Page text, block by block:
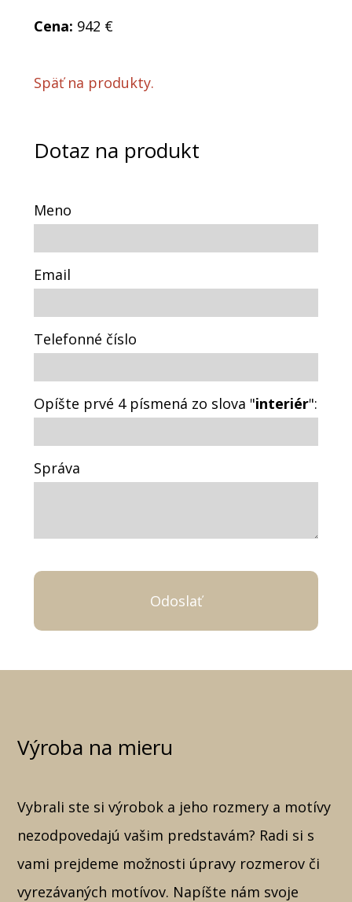
Cena: 942 €
Späť na produkty.
Dotaz na produkt
Meno
Email
Telefonné číslo
Opíšte prvé 4 písmená zo slova "interiér":
Správa
Výroba na mieru
Vybrali ste si výrobok a jeho rozmery a motívy
nezodpovedajú vašim predstavám? Radi si s
vami prejdeme možnosti úpravy rozmerov či
vyrezávaných motívov. Napíšte nám svoje